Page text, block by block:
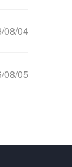
08/04
08/05